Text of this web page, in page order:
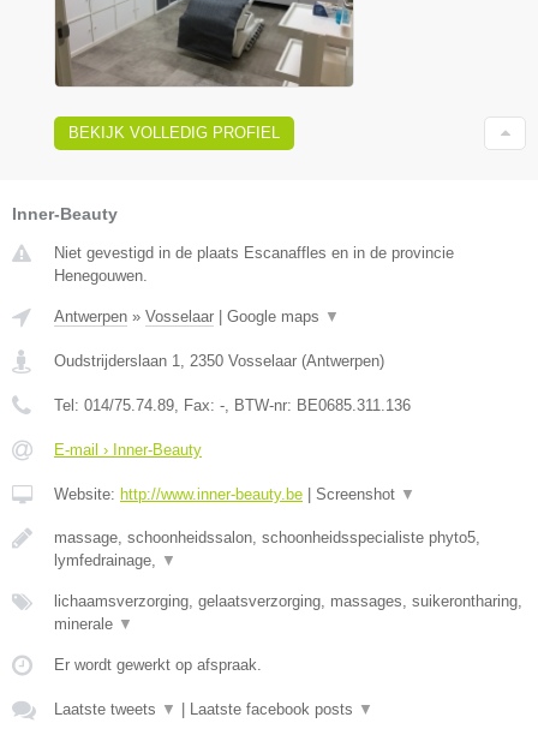
BEKIJK VOLLEDIG PROFIEL
Inner-Beauty
Niet gevestigd in de plaats Escanaffles en in de provincie
Henegouwen.
Antwerpen » Vosselaar Google maps ▼
Oudstrijderslaan 1, 2350 Vosselaar (Antwerpen)
Tel: 014/75.74.89, Fax: -, BTW-nr: BE0685.311.136
E-mail › Inner-Beauty
Website: http://www.inner-beauty.be Screenshot ▼
massage, schoonheidssalon, schoonheidsspecialiste phyto5,
lymfedrainage, ▼
lichaamsverzorging, gelaatsverzorging, massages, suikerontharing,
minerale ▼
Er wordt gewerkt op afspraak.
Laatste tweets ▼ Laatste facebook posts ▼